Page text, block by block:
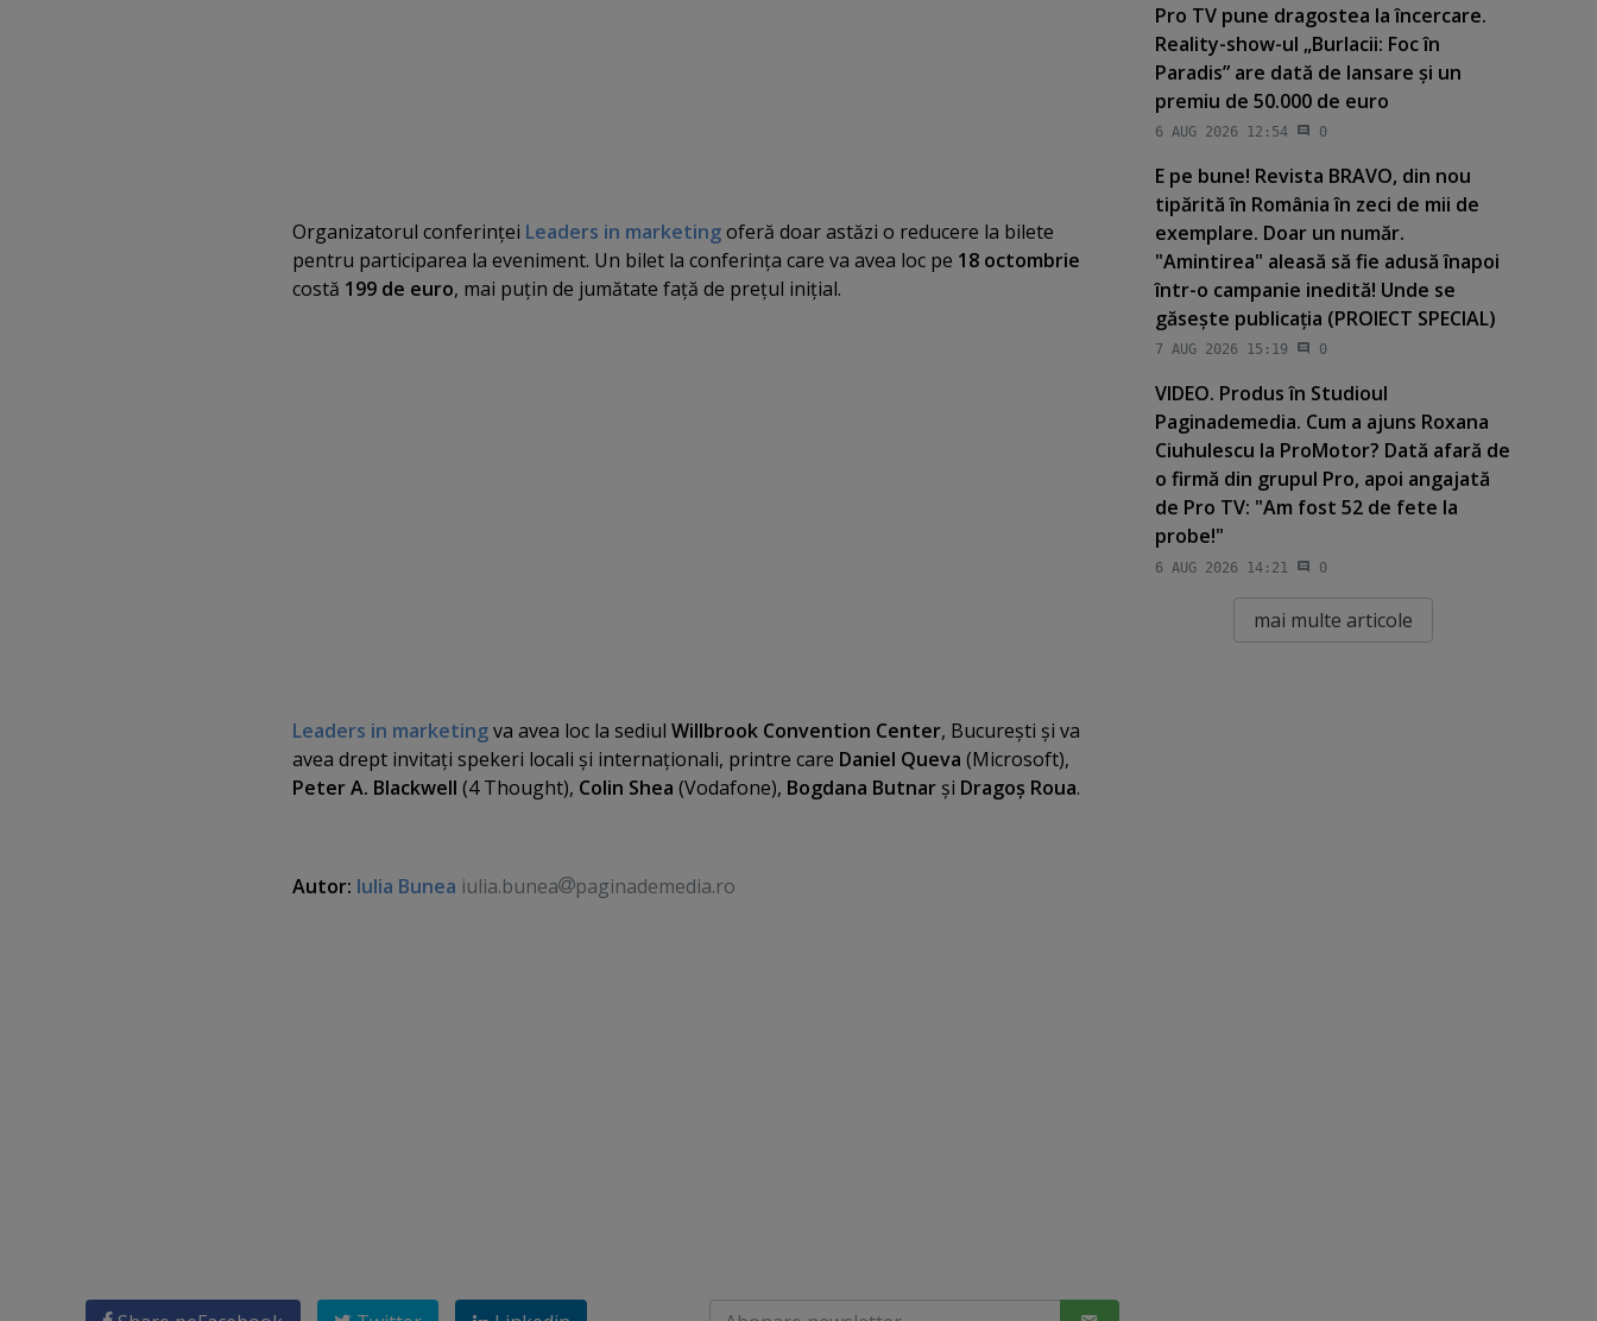
Organizatorul conferinţei Leaders in marketingoferă doar astăzi o reducere la bilete
pentru participarea la eveniment. Un bilet la conferinţa care va avea loc pe 18 octombrie
costă 199 de euro, mai puţin de jumătate faţă de preţul iniţial.
Leaders in marketingva avea loc la sediul Willbrook Convention Center, Bucureşti şi va
avea drept invitaţi spekeri locali şi internaţionali, printre care Daniel Queva (Microsoft),
Peter A. Blackwell (4 Thought), Colin Shea (Vodafone), Bogdana Butnar şi Dragoş Roua.
Autor: Iulia Bunea iulia.bunea paginademedia.ro
Pro TV pune dragostea la încercare.
Reality-show-ul „Burlacii: Foc în
Paradis” are dată de lansare şi un
premiu de 50.000 de euro
6 AUG 2026 12:54 0
E pe bune! Revista BRAVO, din nou
tipărită în România în zeci de mii de
exemplare. Doar un număr.
"Amintirea" aleasă să fie adusă înapoi
într-o campanie inedită! Unde se
găseşte publicaţia (PROIECT SPECIAL)
7 AUG 2026 15:19 0
VIDEO. Produs în Studioul
Paginademedia. Cum a ajuns Roxana
Ciuhulescu la ProMotor? Dată afară de
o firmă din grupul Pro, apoi angajată
de Pro TV: "Am fost 52 de fete la
probe!"
6 AUG 2026 14:21 0
mai multe articole